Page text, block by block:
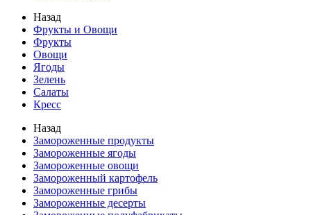
Назад
Фрукты и Овощи
Фрукты
Овощи
Ягоды
Зелень
Салаты
Кресс
Назад
Замороженные продукты
Замороженные ягоды
Замороженные овощи
Замороженный картофель
Замороженные грибы
Замороженные десерты